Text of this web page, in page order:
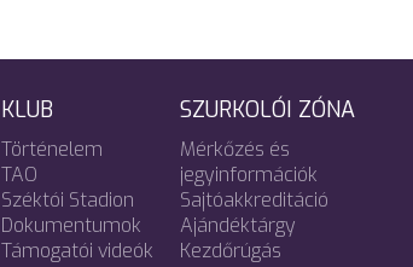
KLUB
Történelem
TAO
Széktói Stadion
Dokumentumok
Támogatói videók
SZURKOLÓI ZÓNA
Mérkőzés és
jegyinformációk
Sajtóakkreditáció
Ajándéktárgy
Kezdőrúgás